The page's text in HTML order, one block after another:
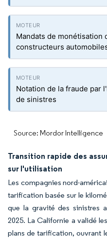
Mandats de monétisation
constructeurs
Notation de la fraude par
de sinistres
Source: Mordor Intelligence
Transition rapide des
sur l'utilisation
Les compagnies nord-
tarification basée sur le
que la gravité des sinistres
2025. La Californie a validé
plans de tarification, ouvrant